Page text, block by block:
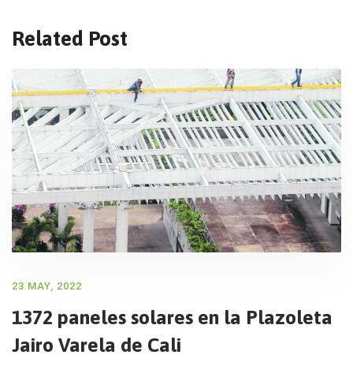
Related Post
23 MAY, 2022
1372 paneles solares en la Plazoleta
Jairo Varela de Cali